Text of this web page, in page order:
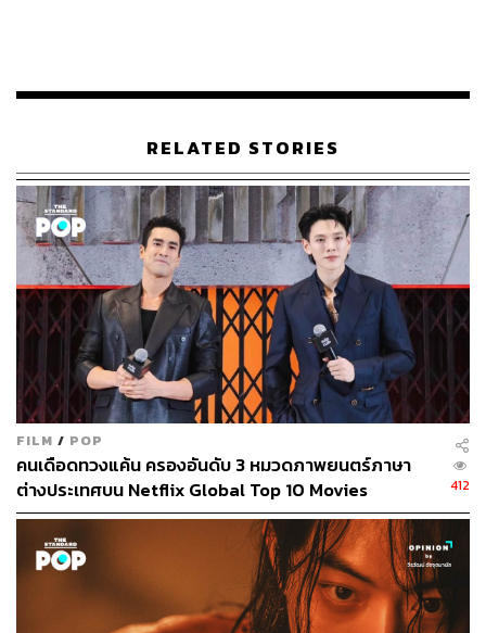
Maniacคือซีรีส์ตลกร้ายความยาว 10 ตอนที่มีนิวยอร์กซิตี้
อยู่ในหน้าตาเครื่องไม้เครื่องมือเรโทรยุค 80s อาทิ ปัญญา
ประดิษฐ์ที่โต้ตอบกับคนได้บนเครื่องคอมพิวเตอร์ย้อนยุค
ขนาดใหญ่ยักษ์ หรือเทคโนโลยีคุยผ่านระบบไวไฟที่ใช้
คอมพิวเตอร์วินเทจจอโค้งในการติดต่อ
ในจักรวาลแห่งนี้ บริษัทยาแห่งหนึ่งเคลมว่าสามารถรักษาทุก
คนให้หายจากอาการป่วยทางใจหรือจากความทรงจำที่เลว
ร้ายได้ด้วยการใช้ยา 3 คอร์สเป็นระยะเวลา 3 วัน โดยมีผู้เข้า
ร่วมการทดลอง 10 คน รวมไปถึงตัวละครหลักคือ โอเวน
และแอนนี่
โอเวน (โจนาห์ ฮิลล์ ที่ฉีกลุคดาราตลกตัวอ้วนเสียหมดคราบ)
คือลูกชายคนที่ 5 ของมหาเศรษฐีที่มีปัญหาจากอาการจิตเภท
เห็นภาพหลอน ส่งผลให้เขาเข้ากับสังคมไม่ได้ทั้งที่บ้านและ
สังคมภายนอก เขาคือแกะดำของตระกูลที่ไม่มีใครอยาก
คบค้า แม้แต่ภาพวาดรวมครอบครัวที่ติดอยู่ตรงฝาบ้านยัง
ไม่มีโอเวนอยู่ในนั้นเลย และนั่นยิ่งทำให้โอเวนเป็นคนซึม
เศร้า ไม่มั่นใจในตัวเอง เก็บตัวเข้าไปอีก
RELATED STORIES
FILM / POP
คนเดือดทวงแค้น ครองอันดับ 3 หมวดภาพยนตร์ภาษา
ต่างประเทศบน Netflix Global Top 10 Movies
412